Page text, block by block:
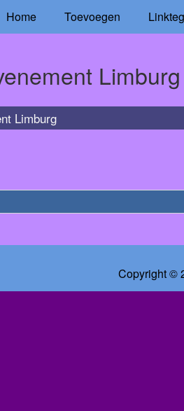
Home Toevoegen
Limburg
Limburg
Copyright ©